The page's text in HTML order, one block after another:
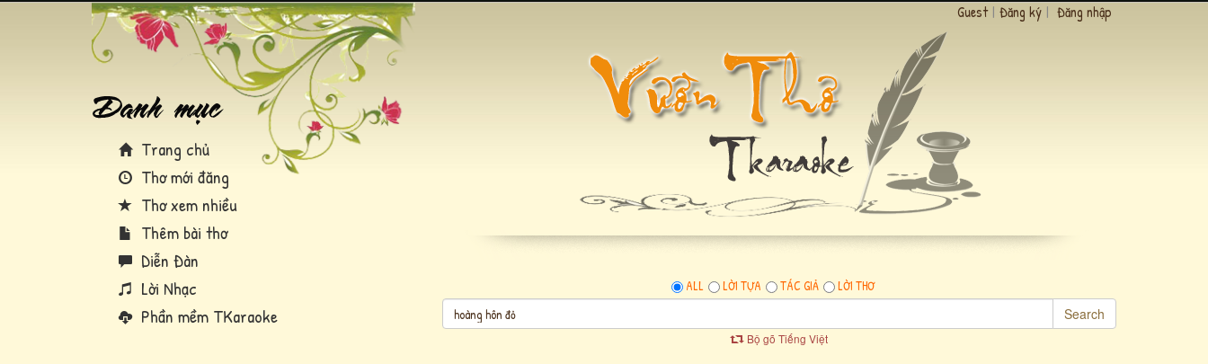
Trang chủ
Thơ mới đăng
Thơ xem nhiều
Thêm bài thơ
Diễn Đàn
Lời Nhạc
Phần mềm TKaraoke
Guest | Đăng ký | Đăng nhập
ALL LỜI TỰA TÁC GIẢ LỜI THƠ
Search
Bộ gõ Tiếng Việt